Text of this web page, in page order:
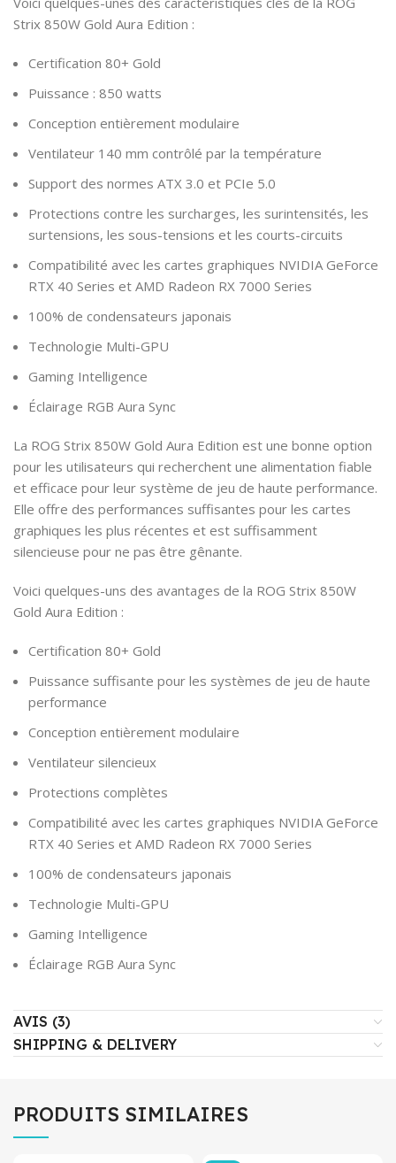
Strix 850W Gold Aura Edition :
Certification 80+ Gold
Puissance : 850 watts
Conception entièrement modulaire
Ventilateur 140 mm contrôlé par la température
Support des normes ATX 3.0 et PCIe 5.0
Protections contre les surcharges, les surintensités, les
surtensions, les sous-tensions et les courts-circuits
Compatibilité avec les cartes graphiques NVIDIA GeForce
RTX 40 Series et AMD Radeon RX 7000 Series
100% de condensateurs japonais
Technologie Multi-GPU
Gaming Intelligence
Éclairage RGB Aura Sync
La ROG Strix 850W Gold Aura Edition est une bonne option
pour les utilisateurs qui recherchent une alimentation fiable
et efficace pour leur système de jeu de haute performance.
Elle offre des performances suffisantes pour les cartes
graphiques les plus récentes et est suffisamment
silencieuse pour ne pas être gênante.
Voici quelques-uns des avantages de la ROG Strix 850W
Gold Aura Edition :
Certification 80+ Gold
Puissance suffisante pour les systèmes de jeu de haute
performance
Conception entièrement modulaire
Ventilateur silencieux
Protections complètes
Compatibilité avec les cartes graphiques NVIDIA GeForce
RTX 40 Series et AMD Radeon RX 7000 Series
100% de condensateurs japonais
Technologie Multi-GPU
Gaming Intelligence
Éclairage RGB Aura Sync
AVIS (3)
SHIPPING & DELIVERY
PRODUITS SIMILAIRES